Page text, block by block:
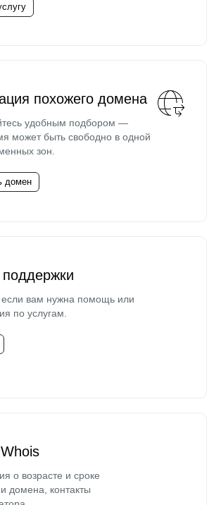
похожего домена
удобным подбором —
может быть свободно в одной
зон.
домен
вам нужна помощь или
по услугам.
о возрасте и сроке
домена, контакты